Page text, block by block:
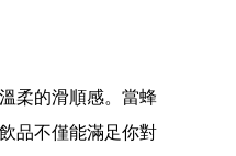
柔的滑順感。當蜂
品不僅能滿足你對